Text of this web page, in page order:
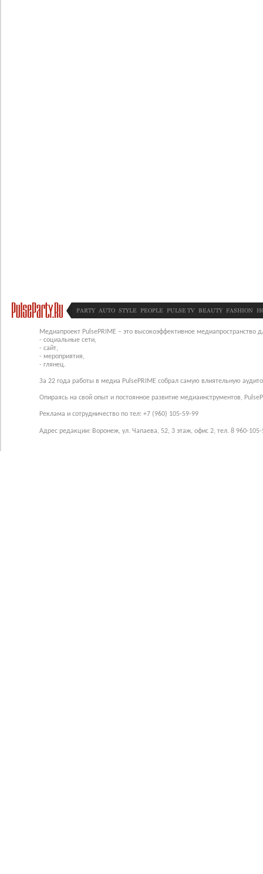
PARTY AUTO STYLE PEOPLE PULSE TV BEAUTY FASHION
Медиапроект PulsePRIME – это высокоэффективное медиапространство
- социальные сети,
- сайт,
- мероприятия,
- глянец.
За 22 года работы в медиа PulsePRIME собрал самую влиятельную
Опираясь на свой опыт и постоянное развитие медиаинструментов,
Реклама и сотрудничество по тел: +7 (960) 105-59-99
Адрес редакции: Воронеж, ул. Чапаева, 52, 3 этаж, офис 2, тел. 8 960-